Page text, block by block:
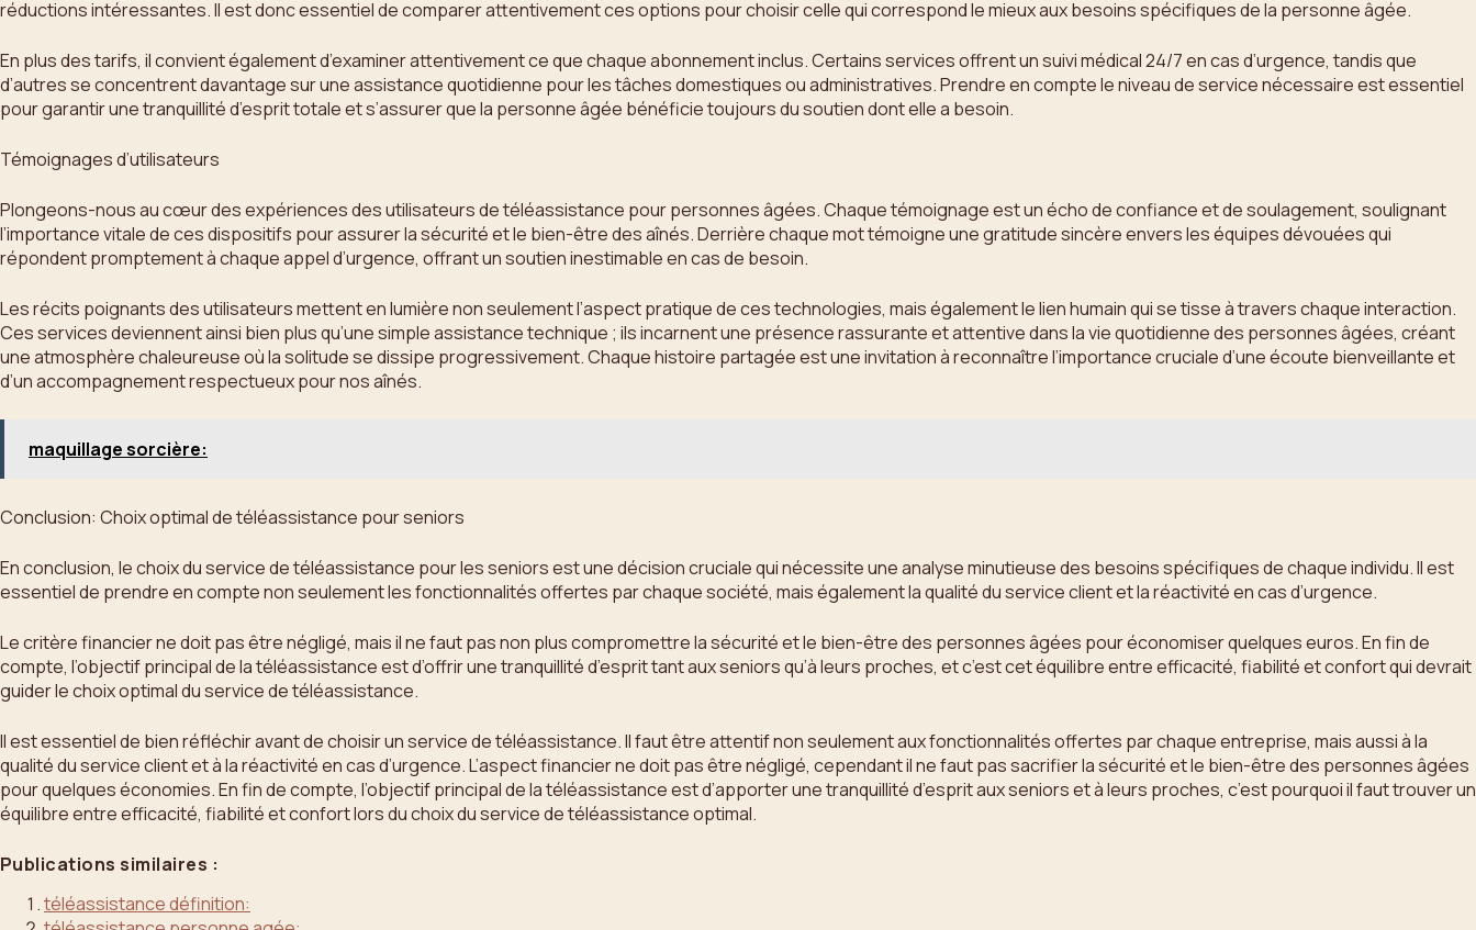
réductions intéressantes. Il est donc essentiel de comparer attentivement ces options pour choisir celle qui correspond le mieux aux besoins spécifiques de la personne âgée.
En plus des tarifs, il convient également d’examiner attentivement ce que chaque abonnement inclus. Certains services offrent un suivi médical 24/7 en cas d’urgence, tandis que
d’autres se concentrent davantage sur une assistance quotidienne pour les tâches domestiques ou administratives. Prendre en compte le niveau de service nécessaire est essentiel
pour garantir une tranquillité d’esprit totale et s’assurer que la personne âgée bénéficie toujours du soutien dont elle a besoin.
Témoignages d’utilisateurs
Plongeons-nous au cœur des expériences des utilisateurs de téléassistance pour personnes âgées. Chaque témoignage est un écho de confiance et de soulagement, soulignant
l’importance vitale de ces dispositifs pour assurer la sécurité et le bien-être des aînés. Derrière chaque mot témoigne une gratitude sincère envers les équipes dévouées qui
répondent promptement à chaque appel d’urgence, offrant un soutien inestimable en cas de besoin.
Les récits poignants des utilisateurs mettent en lumière non seulement l’aspect pratique de ces technologies, mais également le lien humain qui se tisse à travers chaque interaction.
Ces services deviennent ainsi bien plus qu’une simple assistance technique ; ils incarnent une présence rassurante et attentive dans la vie quotidienne des personnes âgées, créant
une atmosphère chaleureuse où la solitude se dissipe progressivement. Chaque histoire partagée est une invitation à reconnaître l’importance cruciale d’une écoute bienveillante et
d’un accompagnement respectueux pour nos aînés.
maquillage sorcière:
Conclusion: Choix optimal de téléassistance pour seniors
En conclusion, le choix du service de téléassistance pour les seniors est une décision cruciale qui nécessite une analyse minutieuse des besoins spécifiques de chaque individu. Il est
essentiel de prendre en compte non seulement les fonctionnalités offertes par chaque société, mais également la qualité du service client et la réactivité en cas d’urgence.
Le critère financier ne doit pas être négligé, mais il ne faut pas non plus compromettre la sécurité et le bien-être des personnes âgées pour économiser quelques euros. En fin de
compte, l’objectif principal de la téléassistance est d’offrir une tranquillité d’esprit tant aux seniors qu’à leurs proches, et c’est cet équilibre entre efficacité, fiabilité et confort qui devrait
guider le choix optimal du service de téléassistance.
Il est essentiel de bien réfléchir avant de choisir un service de téléassistance. Il faut être attentif non seulement aux fonctionnalités offertes par chaque entreprise, mais aussi à la
qualité du service client et à la réactivité en cas d’urgence. L’aspect financier ne doit pas être négligé, cependant il ne faut pas sacrifier la sécurité et le bien-être des personnes âgées
pour quelques économies. En fin de compte, l’objectif principal de la téléassistance est d’apporter une tranquillité d’esprit aux seniors et à leurs proches, c’est pourquoi il faut trouver un
équilibre entre efficacité, fiabilité et confort lors du choix du service de téléassistance optimal.
Publications similaires :
téléassistance définition: